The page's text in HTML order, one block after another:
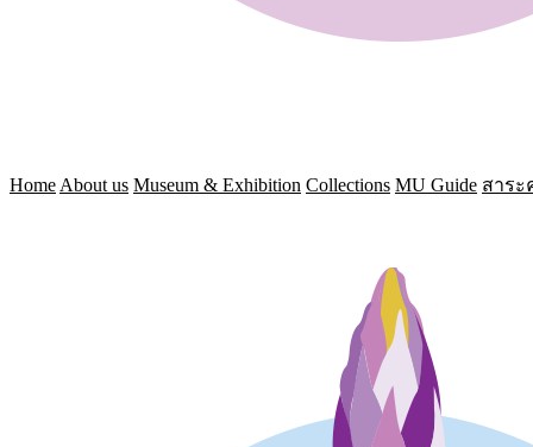
Home About us Museum & Exhibition Collections MU Guide สาระ